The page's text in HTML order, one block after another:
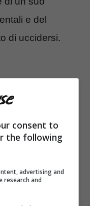
e del
di uccidersi.
consent to
the following
advertising and
research and